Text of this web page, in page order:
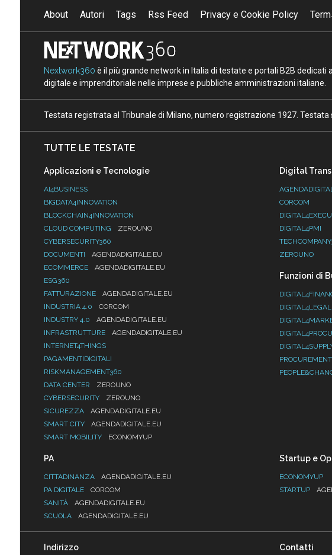
About Autori Tags Rss Feed Privacy e Cookie Policy
Nextwork360 è il più grande network in Italia di testate e portali B2B
digitale e imprenditoriale nelle imprese e pubbliche amministrazioni italiane.
Testata registrata al Tribunale di Milano, numero registrazione 1927. Testata
TUTTE LE TESTATE
Applicazioni e Tecnologie
AI4BUSINESS
BIGDATA4INNOVATION
BLOCKCHAIN4INNOVATION
CLOUD COMPUTING
ZEROUNO
CYBERSECURITY360
DOCUMENTI
AGENDADIGITALE.EU
ECOMMERCE
AGENDADIGITALE.EU
ESG360
FATTURAZIONE
AGENDADIGITALE.EU
INDUSTRIA 4.0
CORCOM
INDUSTRY 4.0
AGENDADIGITALE.EU
INFRASTRUTTURE
AGENDADIGITALE.EU
INTERNET4THINGS
PAGAMENTIDIGITALI
RISKMANAGEMENT360
DATA CENTER
ZEROUNO
CYBERSECURITY
ZEROUNO
SICUREZZA
AGENDADIGITALE.EU
SMART CITY
AGENDADIGITALE.EU
SMART MOBILITY
ECONOMYUP
Digital
CORCOM
DIGITAL4PMI
ZEROUNO
Funzioni di
DIGITAL4LEGAL
PROCUREMENT
PA
CITTADINANZA
AGENDADIGITALE.EU
PA DIGITALE
CORCOM
SANITÀ
AGENDADIGITALE.EU
SCUOLA
AGENDADIGITALE.EU
Startup e
ECONOMYUP
STARTUP
Indirizzo Contatti